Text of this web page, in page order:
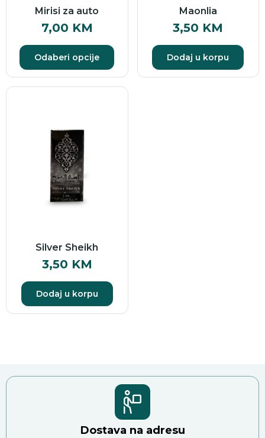
Mirisi za auto
7,00 KM
Odaberi opcije
Maonlia
3,50 KM
Dodaj u korpu
Silver Sheikh
3,50 KM
Dodaj u korpu
Dostava na adresu